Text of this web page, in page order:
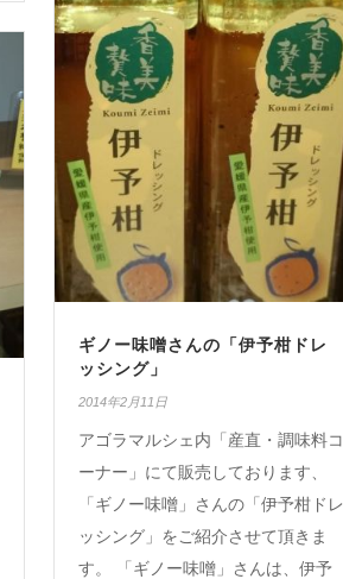
ギノー味噌さんの「伊予柑ドレ
ッシング」
2014年2月11日
アゴラマルシェ内「産直・調味料コ
ーナー」にて販売しております、
「ギノー味噌」さんの「伊予柑ドレ
ッシング」をご紹介させて頂きま
す。 「ギノー味噌」さんは、伊予